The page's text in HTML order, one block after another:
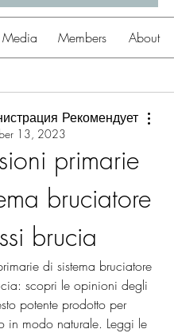
Media Members About
Рекомендует
13, 2023
primarie
bruciatore
brucia
di sistema bruciatore
scopri le opinioni degli
potente prodotto per
in modo naturale. Leggi le